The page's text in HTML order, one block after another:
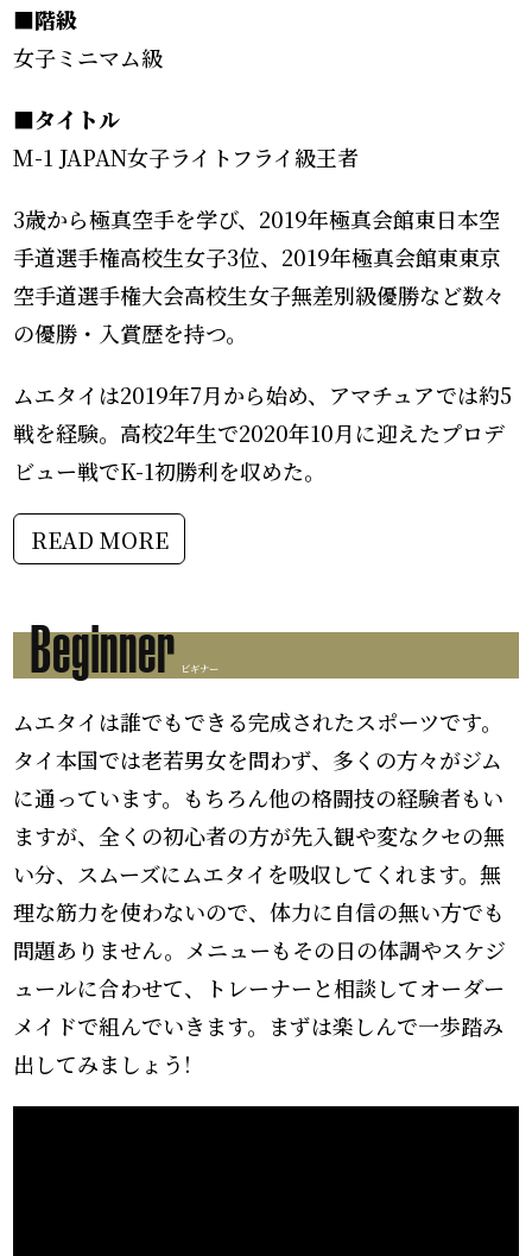
■階級
女子ミニマム級
■タイトル
M-1 JAPAN女子ライトフライ級王者
3歳から極真空手を学び、2019年極真会館東日本空
手道選手権高校生女子3位、2019年極真会館東東京
空手道選手権大会高校生女子無差別級優勝など数々
の優勝・入賞歴を持つ。
ムエタイは2019年7月から始め、アマチュアでは約5
戦を経験。高校2年生で2020年10月に迎えたプロデ
ビュー戦でK-1初勝利を収めた。
READ MORE
Beginner
ビギナー
ムエタイは誰でもできる完成されたスポーツです。
タイ本国では老若男女を問わず、多くの方々がジム
に通っています。もちろん他の格闘技の経験者もい
ますが、全くの初心者の方が先入観や変なクセの無
い分、スムーズにムエタイを吸収してくれます。無
理な筋力を使わないので、体力に自信の無い方でも
問題ありません。メニューもその日の体調やスケジ
ュールに合わせて、トレーナーと相談してオーダー
メイドで組んでいきます。まずは楽しんで一歩踏み
出してみましょう!